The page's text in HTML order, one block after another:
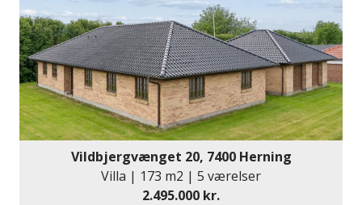
Vildbjergvænget 20, 7400 Herning
Villa | 173 m2 | 5 værelser
2.495.000 kr.